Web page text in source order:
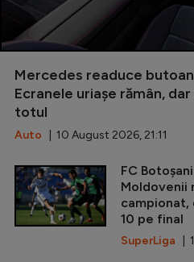
Mercedes readuce
Ecranele uriașe rămân,
totul
Auto | 10 August 2026, 21:11
FC
Moldovenii
campionat,
10 pe final
SuperLiga |